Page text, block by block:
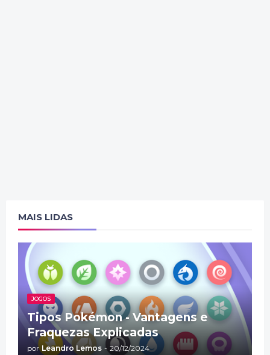
MAIS LIDAS
JOGOS
Tipos Pokémon - Vantagens e
Fraquezas Explicadas
por Leandro Lemos - 20/12/2024